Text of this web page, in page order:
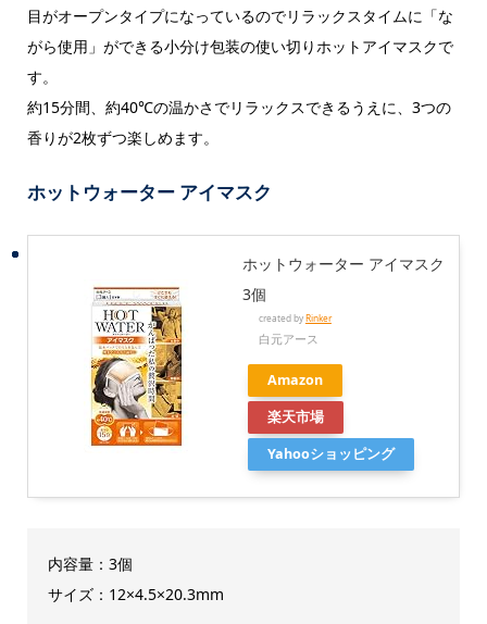
目がオープンタイプになっているのでリラックスタイムに「な
がら使用」ができる小分け包装の使い切りホットアイマスクで
す。
約15分間、約40℃の温かさでリラックスできるうえに、3つの
香りが2枚ずつ楽しめます。
ホットウォーター アイマスク
ホットウォーター アイマスク
3個
created byRinker
白元アース
Amazon
楽天市場
Yahooショッピング
内容量：3個
サイズ：12×4.5×20.3mm